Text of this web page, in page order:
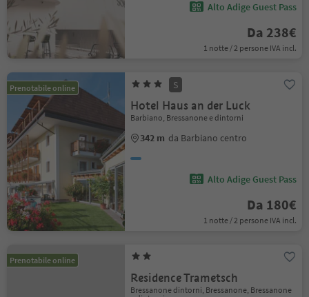
Alto Adige Guest Pass
Da 238€
1 notte / 2 persone IVA incl.
Prenotabile online S
Hotel Haus an der Luck
Barbiano, Bressanone e dintorni
342 m da Barbiano centro
Alto Adige Guest Pass
Da 180€
1 notte / 2 persone IVA incl.
Prenotabile online
Residence Trametsch
Bressanone dintorni, Bressanone, Bressanone